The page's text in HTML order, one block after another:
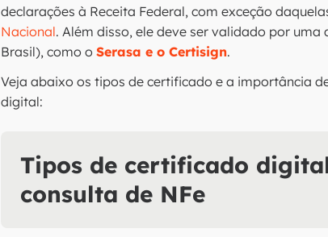
declarações à Receita Federal, com exceção
Nacional. Além disso, ele deve ser validado por
Brasil), como o Serasa e o Certisign.
Veja abaixo os tipos de certificado e a importância
digital:
Tipos de certificado
consulta de NFe